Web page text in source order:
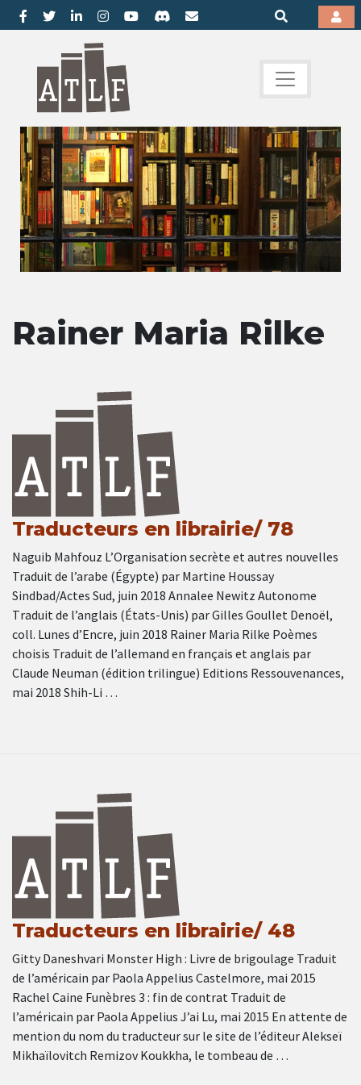
Rainer Maria Rilke
Traducteurs en librairie/ 78
Naguib Mahfouz L’Organisation secrète et autres nouvelles
Traduit de l’arabe (Égypte) par Martine Houssay
Sindbad/Actes Sud, juin 2018 Annalee Newitz Autonome
Τraduit de l’anglais (États-Unis) par Gilles Goullet Denoël,
coll. Lunes d’Encre, juin 2018 Rainer Maria Rilke Poèmes
choisis Traduit de l’allemand en français et anglais par
Claude Neuman (édition trilingue) Editions Ressouvenances,
mai 2018 Shih-Li …
Traducteurs en librairie/ 48
Gitty Daneshvari Monster High : Livre de brigoulage Traduit
de l’américain par Paola Appelius Castelmore, mai 2015
Rachel Caine Funèbres 3 : fin de contrat Traduit de
l’américain par Paola Appelius J’ai Lu, mai 2015 En attente de
mention du nom du traducteur sur le site de l’éditeur Alekseï
Mikhaïlovitch Remizov Koukkha, le tombeau de …